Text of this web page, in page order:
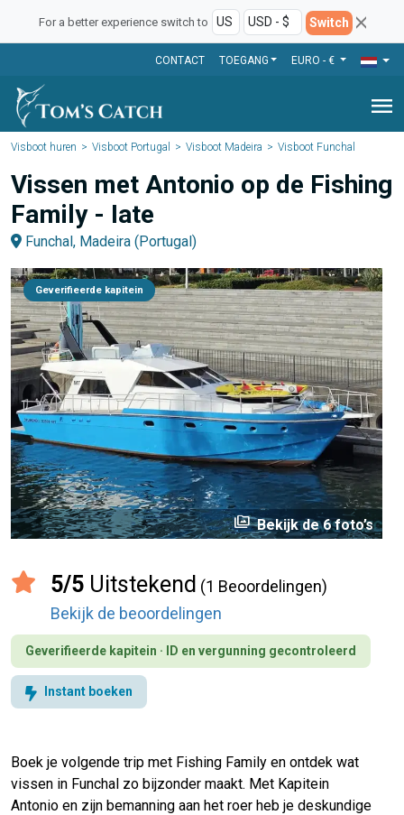
For a better experience switch to Switch
CONTACT TOEGANG EURO - €
menu
Visboot huren Visboot Portugal Visboot Madeira Visboot Funchal
Vissen met Antonio op de Fishing
Family - Iate
Funchal, Madeira (Portugal)
Geverifieerde kapitein
perm_media Bekijk de 6 foto’s
5/5 Uitstekend (1 Beoordelingen)
Bekijk de beoordelingen
Geverifieerde kapitein · ID en vergunning gecontroleerd
Instant boeken
Boek je volgende trip met Fishing Family en ontdek wat
vissen in Funchal zo bijzonder maakt. Met Kapitein
Antonio en zijn bemanning aan het roer heb je deskundige